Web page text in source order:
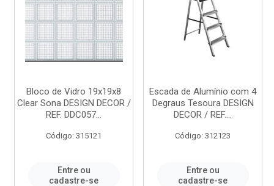
Bloco de Vidro 19x19x8
Clear Sona DESIGN DECOR /
REF. DDC057...
Código: 315121
Entre ou
cadastre-se
Escada de Alumínio com 4
Degraus Tesoura DESIGN
DECOR / REF....
Código: 312123
Entre ou
cadastre-se